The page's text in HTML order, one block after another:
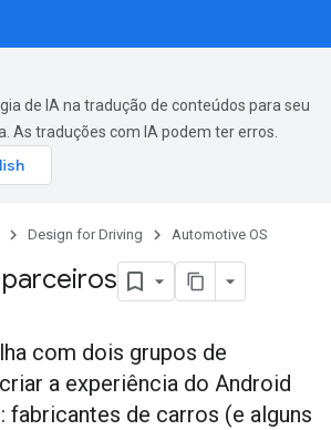
de IA na tradução de conteúdos para seu
As traduções com IA podem ter erros.
Design for Driving Automotive OS
com dois grupos de
a experiência do Android
fabricantes de carros (e alguns